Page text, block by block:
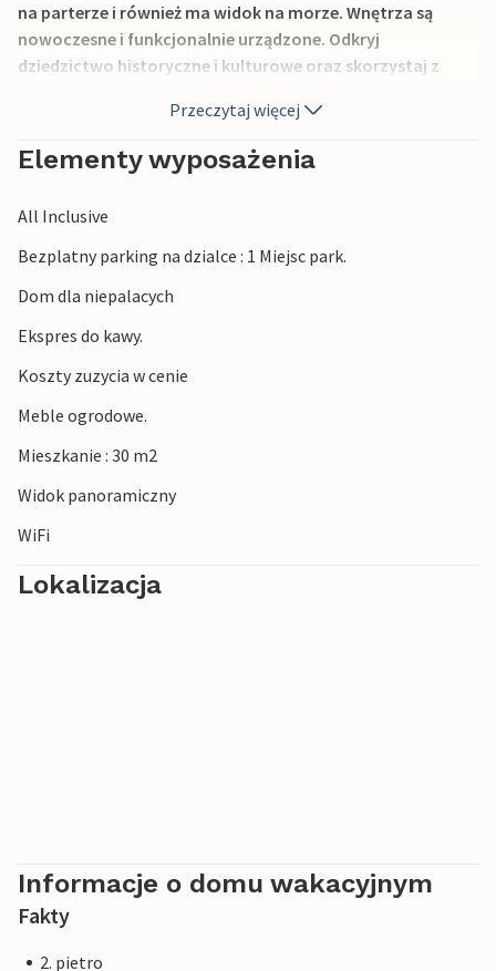
na parterze i również ma widok na morze. Wnętrza są
nowoczesne i funkcjonalnie urządzone. Odkryj
dziedzictwo historyczne i kulturowe oraz skorzystaj z
wakeboarding w miejscowości Punta, tor kartingowy w
mieście Krk oraz różne szlaki turystyczne i rowerowe.
Popływaj na pięknych plażach wzdłuż wybrzeża lub
gastronomicznej i odwiedź okoliczne winnice.
Przeczytaj więcej
Elementy wyposażenia
All Inclusive
Bezplatny parking na dzialce : 1 Miejsc park.
Dom dla niepalacych
Ekspres do kawy.
Koszty zuzycia w cenie
Meble ogrodowe.
Mieszkanie : 30 m2
Widok panoramiczny
WiFi
Lokalizacja
Informacje o domu wakacyjnym
Fakty
2. pietro